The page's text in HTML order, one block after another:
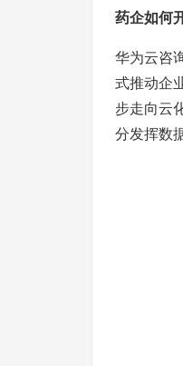
药企如何
华为云咨
式推动企
步走向云
分发挥数